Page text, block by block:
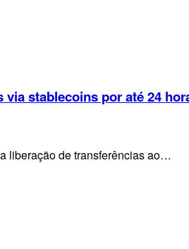
stablecoins por até 24
liberação de transferências ao…